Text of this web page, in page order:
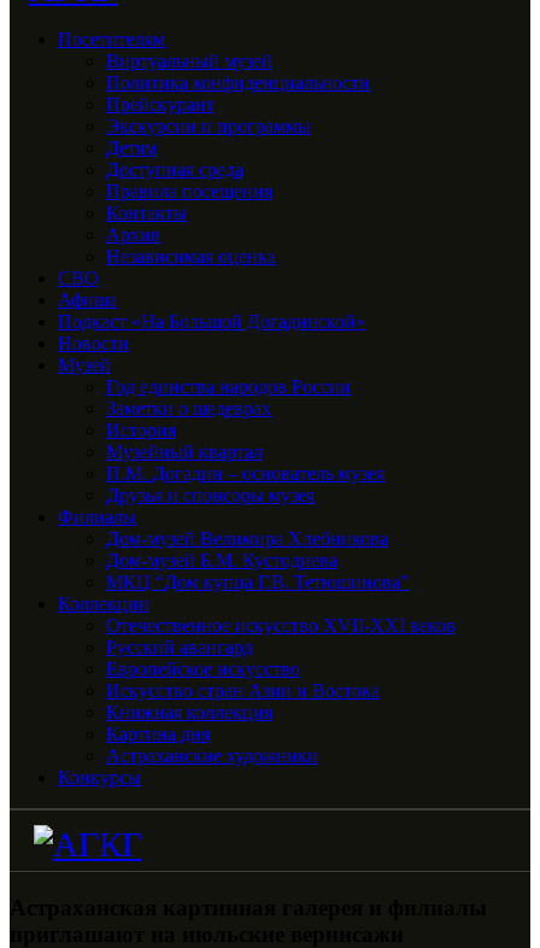
Посетителям
Виртуальный музей
Политика конфиденциальности
Прейскурант
Экскурсии и программы
Детям
Доступная среда
Правила посещения
Контакты
Архив
Независимая оценка
СВО
Афиша
Подкаст «На Большой Догадинской»
Новости
Музей
Год единства народов России
Заметки о шедеврах
История
Музейный квартал
П.М. Догадин – основатель музея
Друзья и спонсоры музея
Филиалы
Дом-музей Велимира Хлебникова
Дом-музей Б.М. Кустодиева
МКЦ “Дом купца Г.В. Тетюшинова”
Коллекции
Отечественное искусство XVII-XXI веков
Русский авангард
Европейское искусство
Искусство стран Азии и Востока
Книжная коллекция
Картина дня
Астраханские художники
Конкурсы